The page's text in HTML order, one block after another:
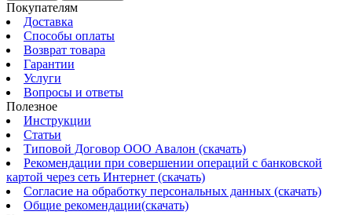
Покупателям
Доставка
Способы оплаты
Возврат товара
Гарантии
Услуги
Вопросы и ответы
Полезное
Инструкции
Статьи
Типовой Договор ООО Авалон (скачать)
Рекомендации при совершении операций с банковской
картой через сеть Интернет (скачать)
Согласие на обработку персональных данных (скачать)
Общие рекомендации(скачать)